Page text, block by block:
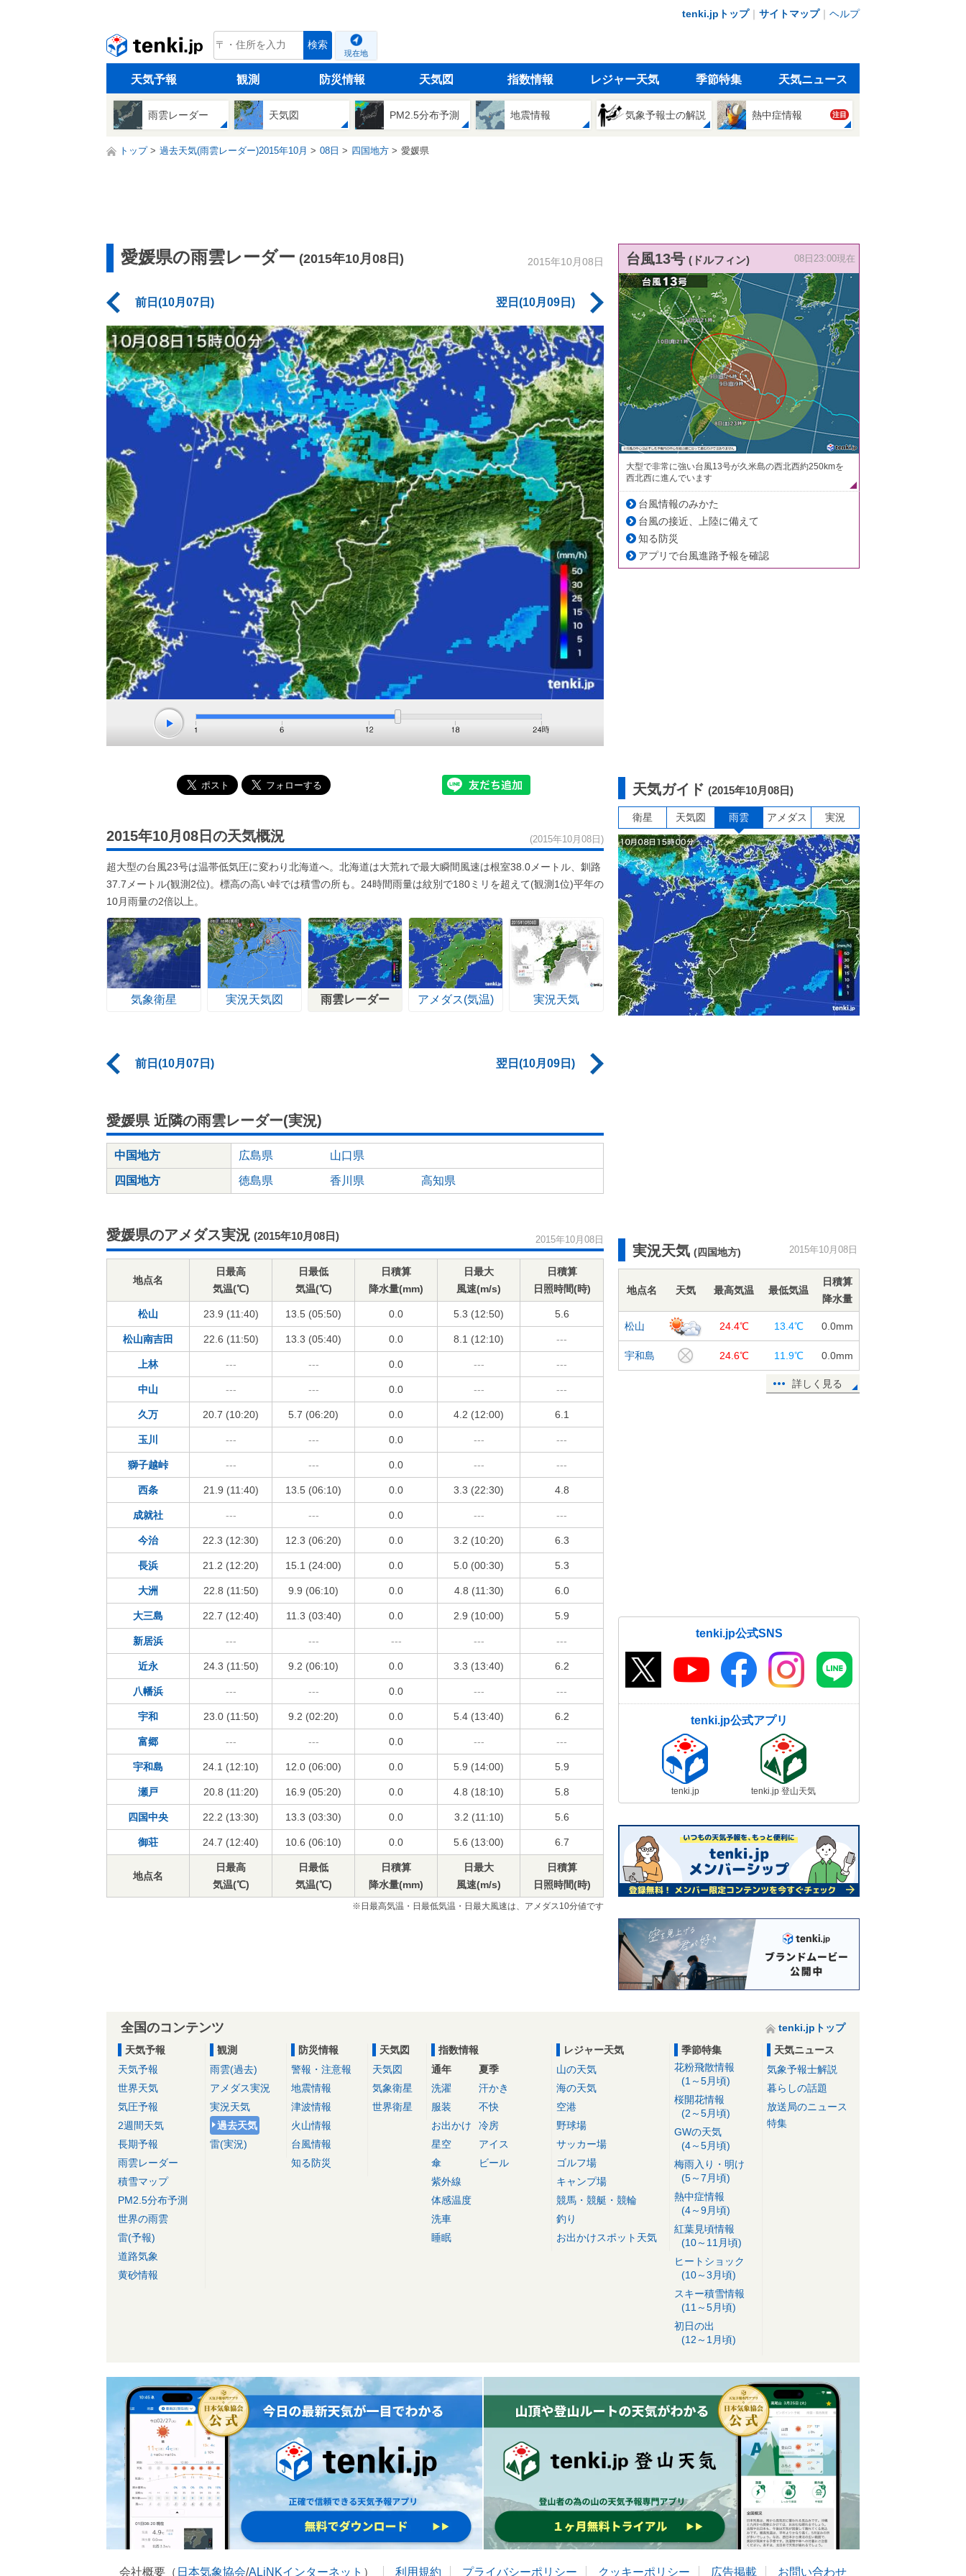
tenki.jpトップ｜ サイトマップ｜ ヘルプ
tenki.jp 検索
現在地
天気予報 観測 防災情報 天気図 指数情報 レジャー天気 季節特集 天気ニュース
雨雲レーダー 天気図 PM2.5分布予測 地震情報 気象予報士の解説 熱中症情報 注目
トップ 過去天気(雨雲レーダー)2015年10月 08日 四国地方 愛媛県
愛媛県の雨雲レーダー (2015年10月08日) 2015年10月08日
前日(10月07日) 翌日(10月09日)
2015年10月08日の天気概況 (2015年10月08日)
超大型の台風23号は温帯低気圧に変わり北海道へ。北海道は大荒れで最大瞬間風速は根室38.0メートル、釧路
37.7メートル(観測2位)。標高の高い峠では積雪の所も。24時間雨量は紋別で180ミリを超えて(観測1位)平年の
10月雨量の2倍以上。
気象衛星 実況天気図 雨雲レーダー アメダス(気温) 実況天気
前日(10月07日) 翌日(10月09日)
愛媛県 近隣の雨雲レーダー(実況)
中国地方 広島県 山口県
四国地方 徳島県 香川県 高知県
愛媛県のアメダス実況 (2015年10月08日) 2015年10月08日
地点名
日最高
気温(℃)
日最低
気温(℃)
日積算
降水量(mm)
日最大
風速(m/s)
日積算
日照時間(時)
松山 23.9 (11:40) 13.5 (05:50) 0.0 5.3 (12:50) 5.6
松山南吉田 22.6 (11:50) 13.3 (05:40) 0.0 8.1 (12:10) ---
上林 --- --- 0.0 --- ---
中山 --- --- 0.0 --- ---
久万 20.7 (10:20) 5.7 (06:20) 0.0 4.2 (12:00) 6.1
玉川 --- --- 0.0 --- ---
獅子越峠 --- --- 0.0 --- ---
西条 21.9 (11:40) 13.5 (06:10) 0.0 3.3 (22:30) 4.8
成就社 --- --- 0.0 --- ---
今治 22.3 (12:30) 12.3 (06:20) 0.0 3.2 (10:20) 6.3
長浜 21.2 (12:20) 15.1 (24:00) 0.0 5.0 (00:30) 5.3
大洲 22.8 (11:50) 9.9 (06:10) 0.0 4.8 (11:30) 6.0
大三島 22.7 (12:40) 11.3 (03:40) 0.0 2.9 (10:00) 5.9
新居浜 --- --- --- --- ---
近永 24.3 (11:50) 9.2 (06:10) 0.0 3.3 (13:40) 6.2
八幡浜 --- --- 0.0 --- ---
宇和 23.0 (11:50) 9.2 (02:20) 0.0 5.4 (13:40) 6.2
富郷 --- --- 0.0 --- ---
宇和島 24.1 (12:10) 12.0 (06:00) 0.0 5.9 (14:00) 5.9
瀬戸 20.8 (11:20) 16.9 (05:20) 0.0 4.8 (18:10) 5.8
四国中央 22.2 (13:30) 13.3 (03:30) 0.0 3.2 (11:10) 5.6
御荘 24.7 (12:40) 10.6 (06:10) 0.0 5.6 (13:00) 6.7
地点名
日最高
気温(℃)
日最低
気温(℃)
日積算
降水量(mm)
日最大
風速(m/s)
日積算
日照時間(時)
※日最高気温・日最低気温・日最大風速は、アメダス10分値です
台風13号 (ドルフィン) 08日23:00現在
大型で非常に強い台風13号が久米島の西北西約250kmを
西北西に進んでいます
台風情報のみかた
台風の接近、上陸に備えて
知る防災
アプリで台風進路予報を確認
天気ガイド (2015年10月08日)
衛星 天気図 雨雲 アメダス 実況
実況天気 (四国地方) 2015年10月08日
地点名 天気 最高気温 最低気温
日積算
降水量
松山 24.4℃ 13.4℃ 0.0mm
宇和島 24.6℃ 11.9℃ 0.0mm
詳しく見る
tenki.jp公式SNS
tenki.jp公式アプリ
tenki.jp tenki.jp 登山天気
全国のコンテンツ
tenki.jpトップ
天気予報
天気予報
世界天気
気圧予報
2週間天気
長期予報
雨雲レーダー
積雪マップ
PM2.5分布予測
世界の雨雲
雷(予報)
道路気象
黄砂情報
観測
雨雲(過去)
アメダス実況
実況天気
過去天気
雷(実況)
防災情報
警報・注意報
地震情報
津波情報
火山情報
台風情報
知る防災
天気図
天気図
気象衛星
世界衛星
指数情報
通年
洗濯
服装
お出かけ
星空
傘
紫外線
体感温度
洗車
睡眠
夏季
汗かき
不快
冷房
アイス
ビール
レジャー天気
山の天気
海の天気
空港
野球場
サッカー場
ゴルフ場
キャンプ場
競馬・競艇・競輪
釣り
お出かけスポット天気
季節特集
花粉飛散情報
(1～5月頃)
桜開花情報
(2～5月頃)
GWの天気
(4～5月頃)
梅雨入り・明け
(5～7月頃)
熱中症情報
(4～9月頃)
紅葉見頃情報
(10～11月頃)
ヒートショック
(10～3月頃)
スキー積雪情報
(11～5月頃)
初日の出
(12～1月頃)
天気ニュース
気象予報士解説
暮らしの話題
放送局のニュース
特集
会社概要（ 日本気象協会/ALiNKインターネット ） 利用規約 プライバシーポリシー クッキーポリシー 広告掲載 お問い合わせ